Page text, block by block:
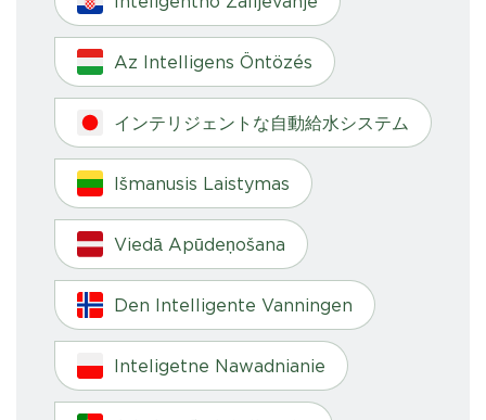
Az Intelligens Öntözés
インテリジェントな自動給水システム
Išmanusis Laistymas
Viedā Apūdeņošana
Den Intelligente Vanningen
Inteligetne Nawadnianie